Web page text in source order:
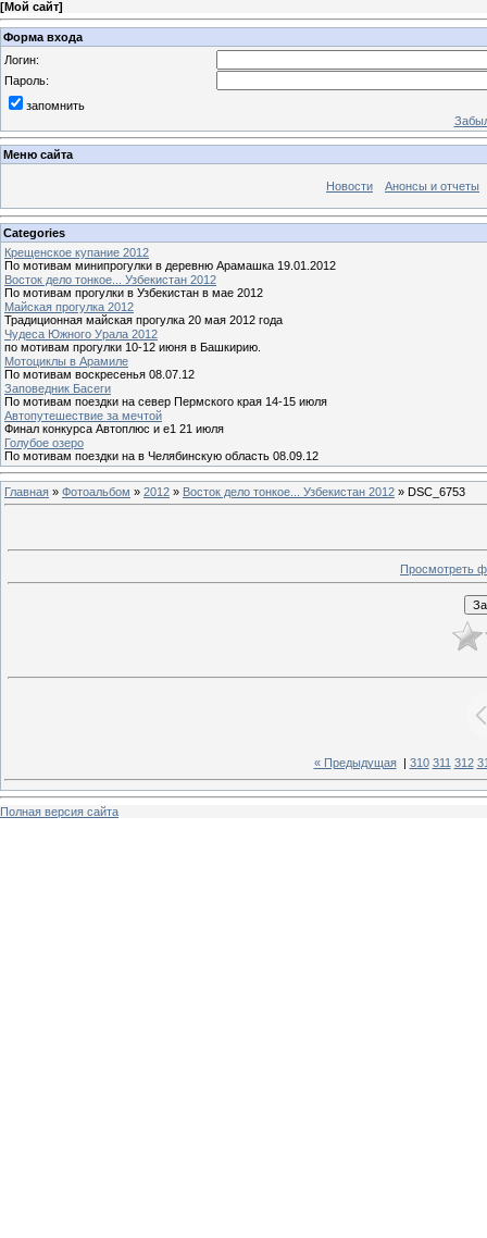
[Мой сайт]
Форма входа
Логин:
Пароль:
запомнить
Меню сайта
Новости Анонсы и отчеты
Categories
Крещенское купание 2012
По мотивам минипрогулки в деревню Арамашка 19.01.2012
Восток дело тонкое... Узбекистан 2012
По мотивам прогулки в Узбекистан в мае 2012
Майская прогулка 2012
Традиционная майская прогулка 20 мая 2012 года
Чудеса Южного Урала 2012
по мотивам прогулки 10-12 июня в Башкирию.
Мотоциклы в Арамиле
По мотивам воскресенья 08.07.12
Заповедник Басеги
По мотивам поездки на север Пермского края 14-15 июля
Автопутешествие за мечтой
Финал конкурса Автоплюс и е1 21 июля
Голубое озеро
По мотивам поездки на в Челябинскую область 08.09.12
Главная » Фотоальбом » 2012 » Восток дело тонкое... Узбекистан 2012 » DSC_6753
Просмотреть
« Предыдущая| 310 311 312
Полная версия сайта